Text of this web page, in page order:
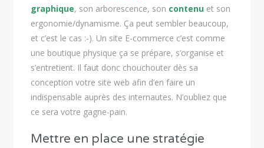
graphique, son arborescence, son contenu et son
ergonomie/dynamisme. Ça peut sembler beaucoup,
et c’est le cas :-). Un site E-commerce c’est comme
une boutique physique ça se prépare, s’organise et
s’entretient. Il faut donc chouchouter dès sa
conception votre site web afin d’en faire un
indispensable auprès des internautes. N’oubliez que
ce sera votre gagne-pain.
Mettre en place une stratégie